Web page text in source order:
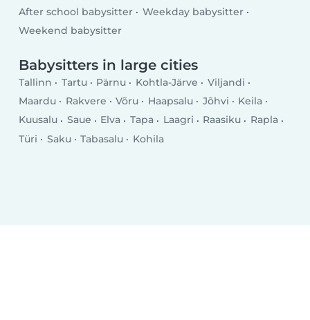
After school babysitter
Weekday babysitter
Weekend babysitter
Babysitters in large cities
Tallinn Tartu Pärnu Kohtla-Järve
Viljandi
Maardu
Rakvere Võru Haapsalu Jõhvi
Keila
Kuusalu
Saue Elva Tapa Laagri Raasiku
Rapla
Türi
Saku Tabasalu Kohila